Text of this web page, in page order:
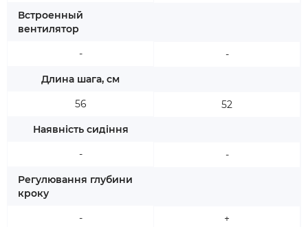
Встроенный
вентилятор
-
Длина шага, см
56
Наявність сидіння
-
Регулювання глубини
кроку
-
-
52
-
+